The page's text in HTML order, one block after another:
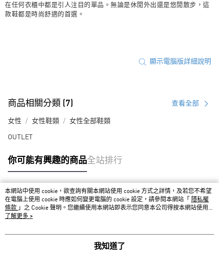
在任何衣櫃中都是引人注目的單品。無論是休閒外出還是悠閒散步，這
款鞋都是時尚舒適的首選。
顯示電腦版詳細說明
商品相關分類 (7) 查看全部
女性 女性鞋類 女性全部鞋類
OUTLET
你可能有興趣的商品全站排行
熱門標籤
本網站中使用 cookie，欲查詢有關本網站使用 cookie 方式之詳情，及若您不希望
在電腦上使用 cookie 時應如何變更電腦的 cookie 設定，請參閱本網站「
隱私權
條款 」之 Cookie 聲明。您繼續使用本網站即表示您同意本公司得按本網站使用條
款之 Cookie 聲明使用 cookie。
了解更多 >
我知道了